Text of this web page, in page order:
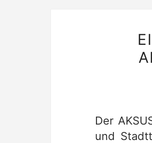
Der
und